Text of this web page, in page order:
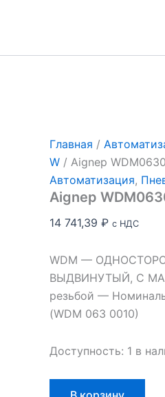
Главная /
W / Aignep
Автоматизация,
Aignep
14 741,39 ₽ с НДС
WDM —
ВЫДВИНУТЫЙ, С
резьбой —
(WDM 063 0010)
Доступность: 1 в